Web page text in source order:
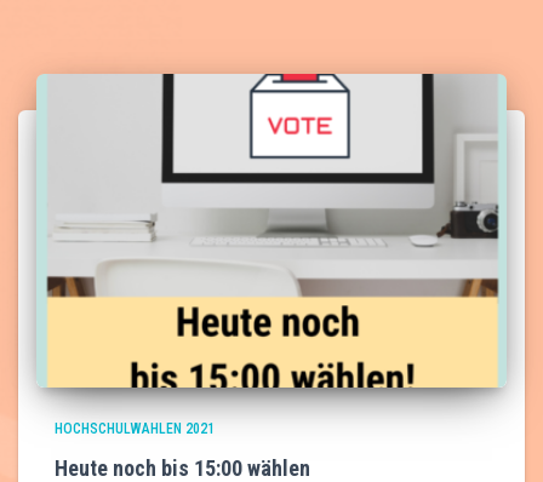
HOCHSCHULWAHLEN 2021
Heute noch bis 15:00 wählen